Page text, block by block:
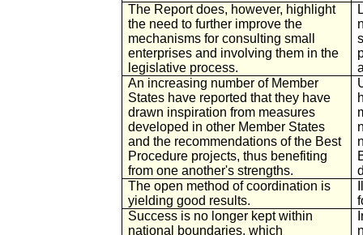
The Report does, however, highlight
the need to further improve the
mechanisms for consulting small
enterprises and involving them in the
legislative process.
An increasing number of Member
States have reported that they have
drawn inspiration from measures
developed in other Member States
and the recommendations of the Best
Procedure projects, thus benefiting
from one another's strengths.
The open method of coordination is
yielding good results.
Success is no longer kept within
national boundaries, which